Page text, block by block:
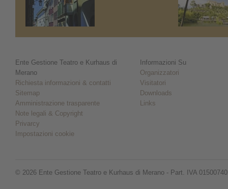
Ente Gestione Teatro e Kurhaus di
Merano
Richiesta informazioni & contatti
Sitemap
Amministrazione trasparente
Note legali & Copyright
Privarcy
Impostazioni cookie
Informazioni Su
Organizzatori
Visitatori
Downloads
Links
© 2026 Ente Gestione Teatro e Kurhaus di Merano - Part. IVA